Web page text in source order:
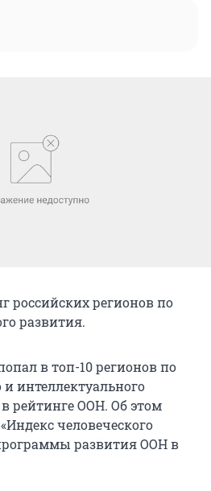
российских регионов по
развития.
в топ-10 регионов по
интеллектуального
рейтинге ООН. Об этом
человеческого
развития ООН в